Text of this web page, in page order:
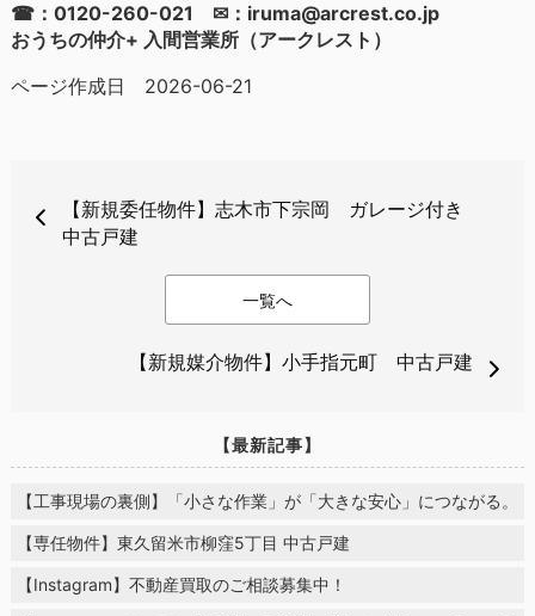
☎：0120-260-021 ✉：iruma@arcrest.co.jp
おうちの仲介+ 入間営業所（アークレスト）
ページ作成日 2026-06-21
【新規委任物件】志木市下宗岡 ガレージ付き
中古戸建
一覧へ
【新規媒介物件】小手指元町 中古戸建
【最新記事】
【工事現場の裏側】「小さな作業」が「大きな安心」につながる。
【専任物件】東久留米市柳窪5丁目 中古戸建
【Instagram】不動産買取のご相談募集中！